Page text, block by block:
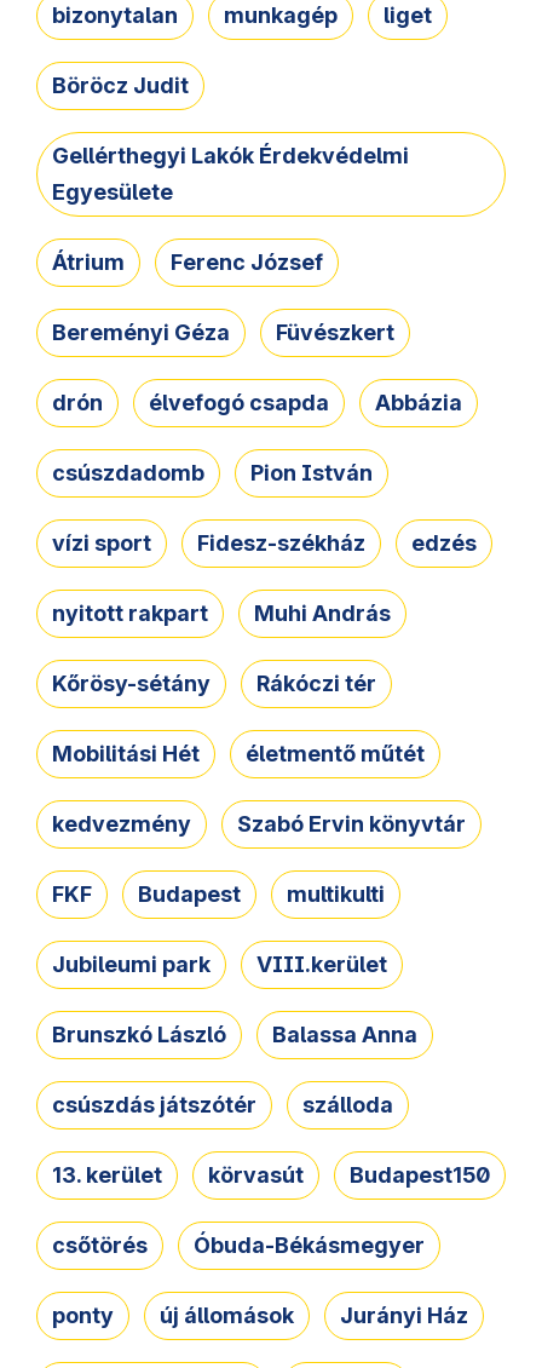
bizonytalan munkagép liget
Böröcz Judit
Gellérthegyi Lakók Érdekvédelmi
Egyesülete
Átrium Ferenc József
Bereményi Géza Füvészkert
drón élvefogó csapda Abbázia
csúszdadomb Pion István
vízi sport Fidesz-székház edzés
nyitott rakpart Muhi András
Kőrösy-sétány Rákóczi tér
Mobilitási Hét életmentő műtét
kedvezmény Szabó Ervin könyvtár
FKF Budapest multikulti
Jubileumi park VIII.kerület
Brunszkó László Balassa Anna
csúszdás játszótér szálloda
13. kerület körvasút Budapest150
csőtörés Óbuda-Békásmegyer
ponty új állomások Jurányi Ház